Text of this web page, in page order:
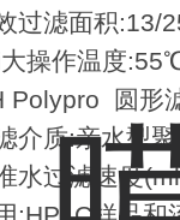
过滤面积:13/
操作温度
Polypro 圆形
介质:亲水型
水过滤速度